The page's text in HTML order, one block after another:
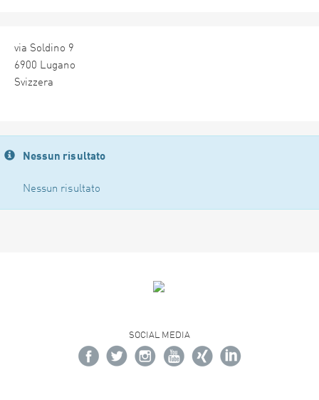
via Soldino 9
6900 Lugano
Svizzera
Nessun risultato
Nessun risultato
SOCIAL MEDIA